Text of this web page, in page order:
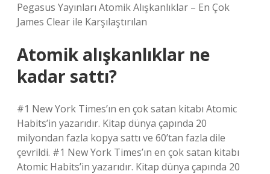
Pegasus Yayınları Atomik Alışkanlıklar – En Çok
James Clear ile Karşılaştırılan
Atomik alışkanlıklar ne
kadar sattı?
#1 New York Times’ın en çok satan kitabı Atomic
Habits’in yazarıdır. Kitap dünya çapında 20
milyondan fazla kopya sattı ve 60’tan fazla dile
çevrildi. #1 New York Times’ın en çok satan kitabı
Atomic Habits’in yazarıdır. Kitap dünya çapında 20